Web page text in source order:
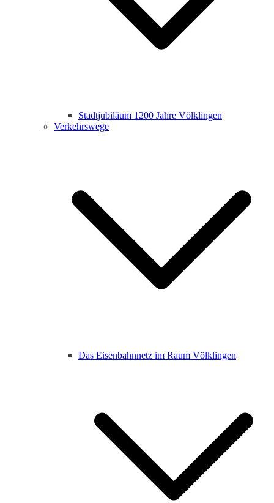
Stadtjubiläum 1200 Jahre Völklingen
Verkehrswege
Das Eisenbahnnetz im Raum Völklingen